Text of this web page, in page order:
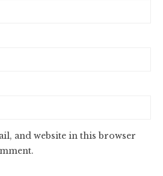
and website in this browser